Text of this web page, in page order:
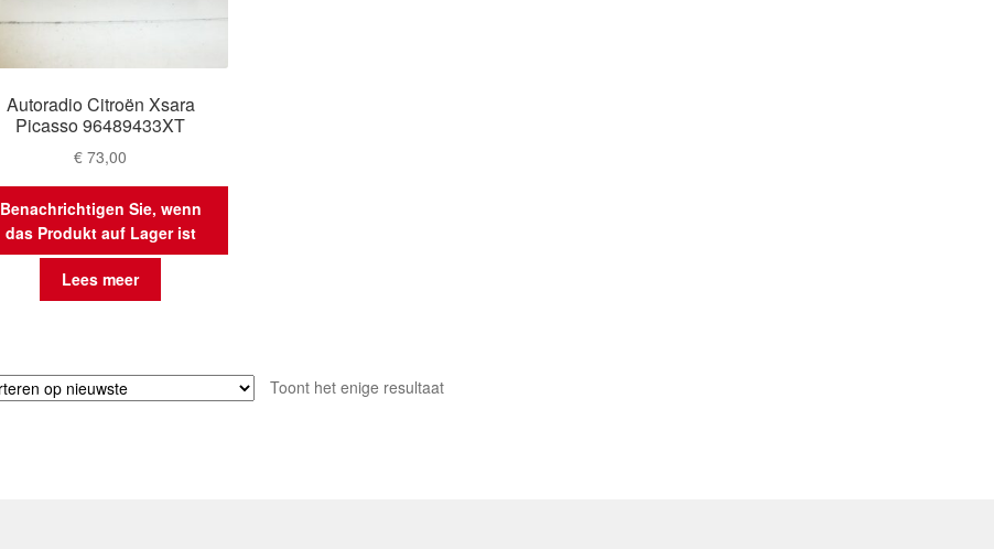
Autoradio Citroën Xsara
Picasso 96489433XT
€ 73,00
Benachrichtigen Sie, wenn
das Produkt auf Lager ist
Lees meer
Toont het enige resultaat